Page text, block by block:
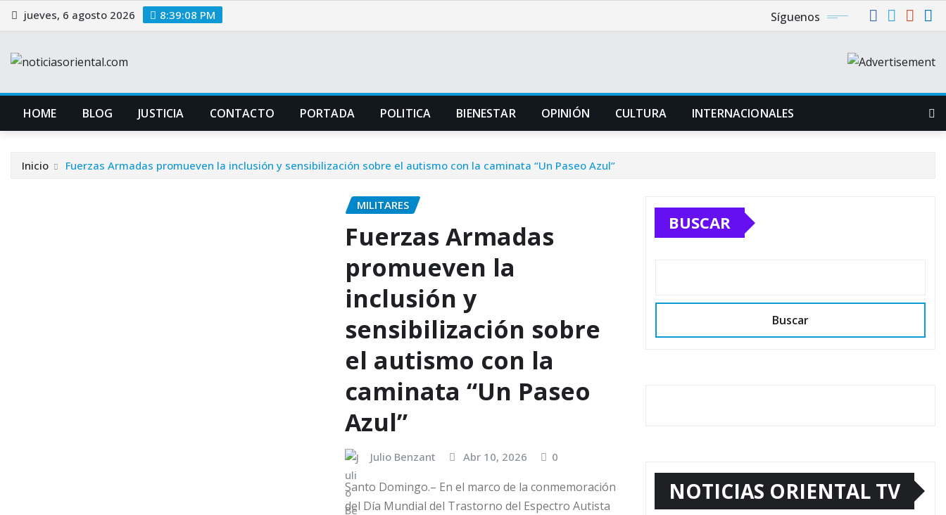
Saltar
al
jueves, 6 agosto 2026 8:39:08 PM Síguenos
HOME BLOG JUSTICIA CONTACTO PORTADA POLITICA BIENESTAR OPINIÓN CULTURA INTERNACIONALES
Inicio Fuerzas Armadas promueven la inclusión y sensibilización sobre el autismo con la caminata “Un Paseo Azul”
MILITARES
Fuerzas Armadas
promueven la
inclusión y
sensibilización sobre
el autismo con la
caminata “Un Paseo
Azul”
Julio Benzant Abr 10, 2026 0
Santo Domingo.– En el marco de la conmemoración
del Día Mundial del Trastorno del Espectro Autista
BUSCAR
Buscar
NOTICIAS ORIENTAL TV